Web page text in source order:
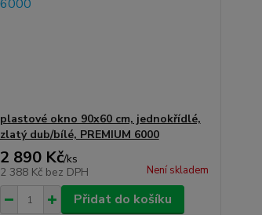
plastové okno 90x60 cm, jednokřídlé,
zlatý dub/bílé, PREMIUM 6000
2 890 Kč/ks
2 388 Kč bez DPH Není skladem
Přidat do košíku